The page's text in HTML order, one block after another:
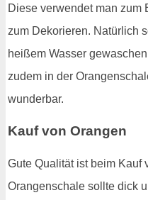
Diese verwendet man zum
zum Dekorieren. Natürlich
heißem Wasser
zudem in der
wunderbar.
Kauf von Orangen
Gute Qualität ist beim Kauf
Orangenschale sollte dick